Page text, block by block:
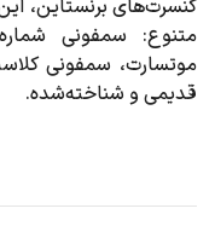
کنسرت‌های برنستاین،
موتسارت، سمفونی
قدیمی و شناخته‌شده.